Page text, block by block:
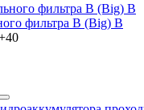
фильтра B (Big) В